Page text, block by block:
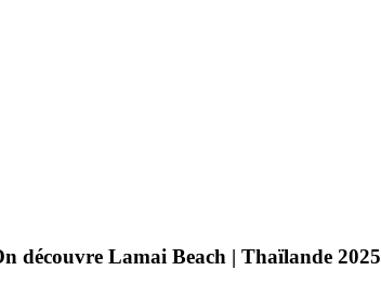
découvre Lamai Beach | Thaïlande 2025